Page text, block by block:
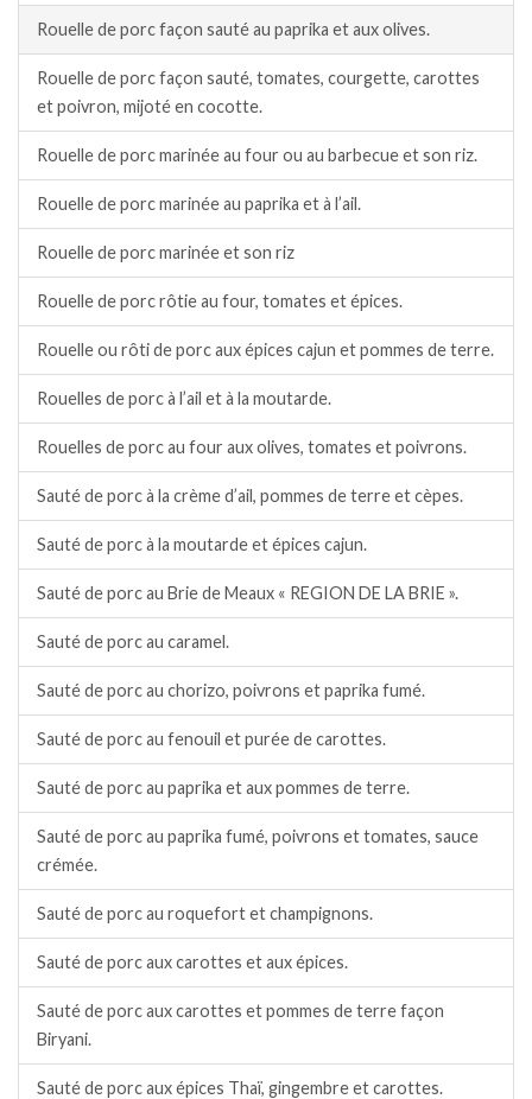
Rouelle de porc façon sauté au paprika et aux olives.
Rouelle de porc façon sauté, tomates, courgette, carottes
et poivron, mijoté en cocotte.
Rouelle de porc marinée au four ou au barbecue et son riz.
Rouelle de porc marinée au paprika et à l’ail.
Rouelle de porc marinée et son riz
Rouelle de porc rôtie au four, tomates et épices.
Rouelle ou rôti de porc aux épices cajun et pommes de terre.
Rouelles de porc à l’ail et à la moutarde.
Rouelles de porc au four aux olives, tomates et poivrons.
Sauté de porc à la crème d’ail, pommes de terre et cèpes.
Sauté de porc à la moutarde et épices cajun.
Sauté de porc au Brie de Meaux « REGION DE LA BRIE ».
Sauté de porc au caramel.
Sauté de porc au chorizo, poivrons et paprika fumé.
Sauté de porc au fenouil et purée de carottes.
Sauté de porc au paprika et aux pommes de terre.
Sauté de porc au paprika fumé, poivrons et tomates, sauce
crémée.
Sauté de porc au roquefort et champignons.
Sauté de porc aux carottes et aux épices.
Sauté de porc aux carottes et pommes de terre façon
Biryani.
Sauté de porc aux épices Thaï, gingembre et carottes.